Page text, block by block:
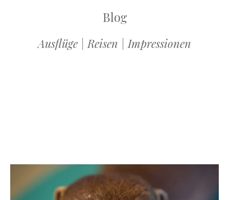
Blog
Ausflüge | Reisen | Impressionen